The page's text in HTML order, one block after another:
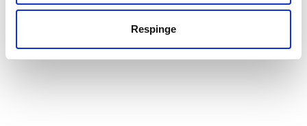
Respinge